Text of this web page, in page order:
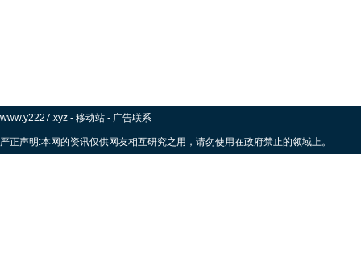
www.y2227.xyz - 移动站 - 广告联系
严正声明:本网的资讯仅供网友相互研究之用，请勿使用在政府禁止的领域上。